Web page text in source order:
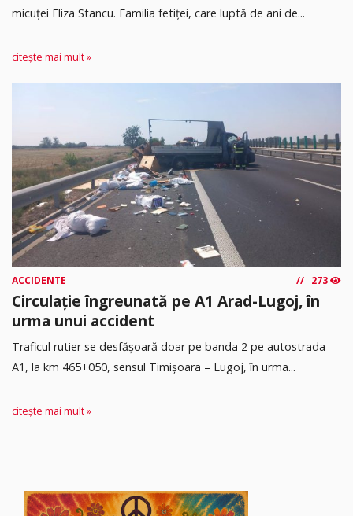
micuței Eliza Stancu. Familia fetiței, care luptă de ani de...
citește mai mult »
ACCIDENTE 273
Circulație îngreunată pe A1 Arad-Lugoj, în
urma unui accident
Traficul rutier se desfășoară doar pe banda 2 pe autostrada
A1, la km 465+050, sensul Timişoara – Lugoj, în urma...
citește mai mult »